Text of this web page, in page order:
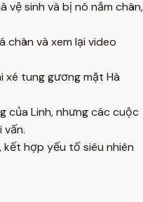
vệ sinh và bị nó nắm chân,
chân và xem lại video
xé tung gương mặt Hà
của Linh, nhưng các cuộc
vấn.
hợp yếu tố siêu nhiên